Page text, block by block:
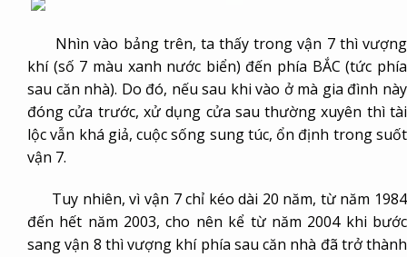
Nhìn vào bảng trên, ta thấy trong vận 7 thì vượng
khí (số 7 màu xanh nước biển) đến phía BẮC (tức phía
sau căn nhà). Do đó, nếu sau khi vào ở mà gia đình này
đóng cửa trước, xử dụng cửa sau thường xuyên thì tài
lộc vẫn khá giả, cuộc sống sung túc, ổn định trong suốt
vận 7.
Tuy nhiên, vì vận 7 chỉ kéo dài 20 năm, từ năm 1984
đến hết năm 2003, cho nên kể từ năm 2004 khi bước
sang vận 8 thì vượng khí phía sau căn nhà đã trở thành